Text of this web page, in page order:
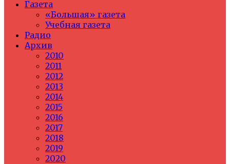
Газета
«Большая» газета
Учебная газета
Радио
Архив
2010
2011
2012
2013
2014
2015
2016
2017
2018
2019
2020